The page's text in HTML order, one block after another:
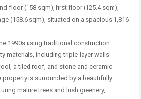
floor (158 sqm), first floor (125.4 sqm),
(158.6 sqm), situated on a spacious 1,816
1990s using traditional construction
materials, including triple-layer walls
a tiled roof, and stone and ceramic
property is surrounded by a beautifully
mature trees and lush greenery,